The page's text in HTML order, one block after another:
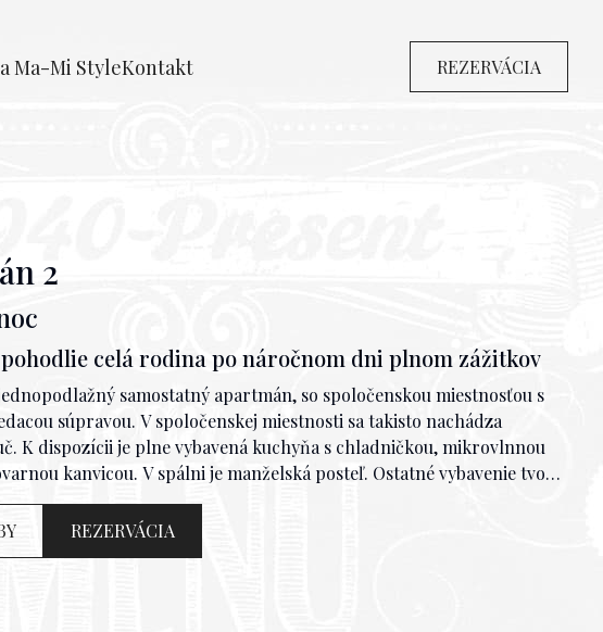
Ma-Mi StyleKontakt REZERVÁCIA
2
celá rodina po náročnom dni plnom zážitkov
samostatný apartmán, so spoločenskou miestnosťou s
súpravou. V spoločenskej miestnosti sa takisto nachádza
K dispozícii je plne vybavená kuchyňa s chladničkou, mikrovlnnou
kanvicou. V spálni je manželská posteľ. Ostatné vybavenie tvorí
kútom. Toaleta je samostatne. Satelitná televízia, Wifi
základná hygiena (šampón, sprvhový gél a telové mlieko)
REZERVÁCIA